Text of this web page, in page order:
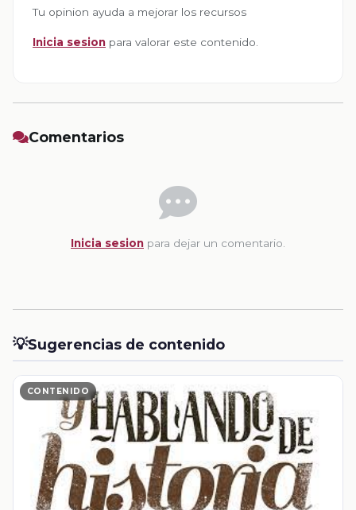
Tu opinion ayuda a mejorar los recursos
Inicia sesion para valorar este contenido.
Comentarios
Inicia sesion para dejar un comentario.
💡Sugerencias de contenido
CONTENIDO